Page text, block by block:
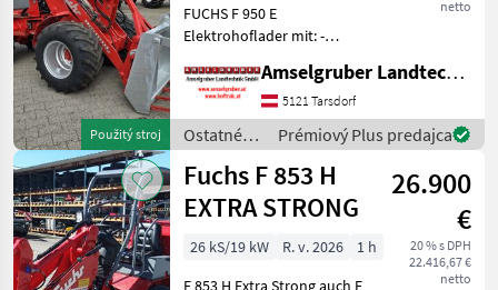
Použitý stroj
netto
FUCHS F 950 E
Elektrohoflader mit: -
Hydraulischer
Geräteverriegelung -
Elektrische Umschaltung
(1xDW auf Joystick
schaltbar) -4
Hydraulikanschlüsse
Amselgruber Landtechnik GmbH
5121 Tarsdorf
Ostatné
poľnohospodárske
silové
stroje /
Fuchs
Prémiový Plus predajca
Fuchs F 853 H
EXTRA STRONG
26.900
€
20 % s DPH
22.416,67 €
netto
26 kS/19 kW R. v. 2026
1 h
F 853 H Extra Strong auch F